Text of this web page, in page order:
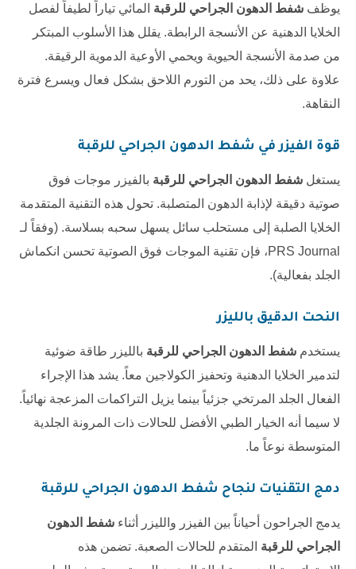
يوظف شفط الدهون الجراحي للرقبة المائي تياراً لطيفاً لفصل
الخلايا الدهنية عن الأنسجة الرابطة. يقلل هذا الأسلوب المبتكر
من صدمة الأنسجة الحيوية ويحمي الأوعية الدموية الرقيقة.
علاوة على ذلك، يحد من التورم اللاحق بشكل فعال ويسرع فترة
النقاهة.
قوة الفيزر في شفط الدهون الجراحي للرقبة
يستغل شفط الدهون الجراحي للرقبة بالفيزر موجات فوق
صوتية دقيقة لإذابة الدهون المتصلبة. تحول هذه التقنية المتقدمة
الخلايا الصلبة إلى مستحلب سائل يسهل سحبه بسلاسة. (وفقاً لـ
PRS Journal، فإن تقنية الموجات فوق الصوتية تحسن انكماش
الجلد بفعالية).
النحت الدقيق بالليزر
يستخدم شفط الدهون الجراحي للرقبة بالليزر طاقة ضوئية
لتدمير الخلايا الدهنية وتحفيز الكولاجين معاً. يشد هذا الإجراء
الفعال الجلد المرتخي جزئياً بينما يزيل التراكمات المزعجة نهائياً.
لا سيما أنه الخيار الطبي الأفضل للحالات ذات المرونة الجلدية
المتوسطة نوعاً ما.
دمج التقنيات لنجاح شفط الدهون الجراحي للرقبة
يدمج الجراحون أحياناً بين الفيزر والليزر أثناء شفط الدهون
الجراحي للرقبة المتقدم للحالات الصعبة. تضمن هذه